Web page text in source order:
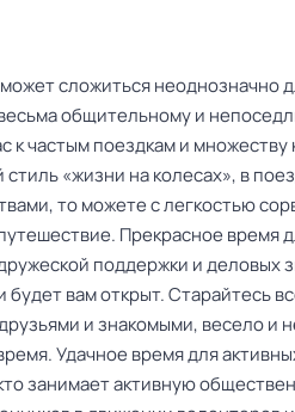
сложиться неоднозначно
общительному и
к частым поездкам и
«жизни на колесах», в
то можете с легкостью
Прекрасное время
поддержки и деловых
вам открыт. Старайтесь
и знакомыми, весело и
Удачное время для
занимает активную